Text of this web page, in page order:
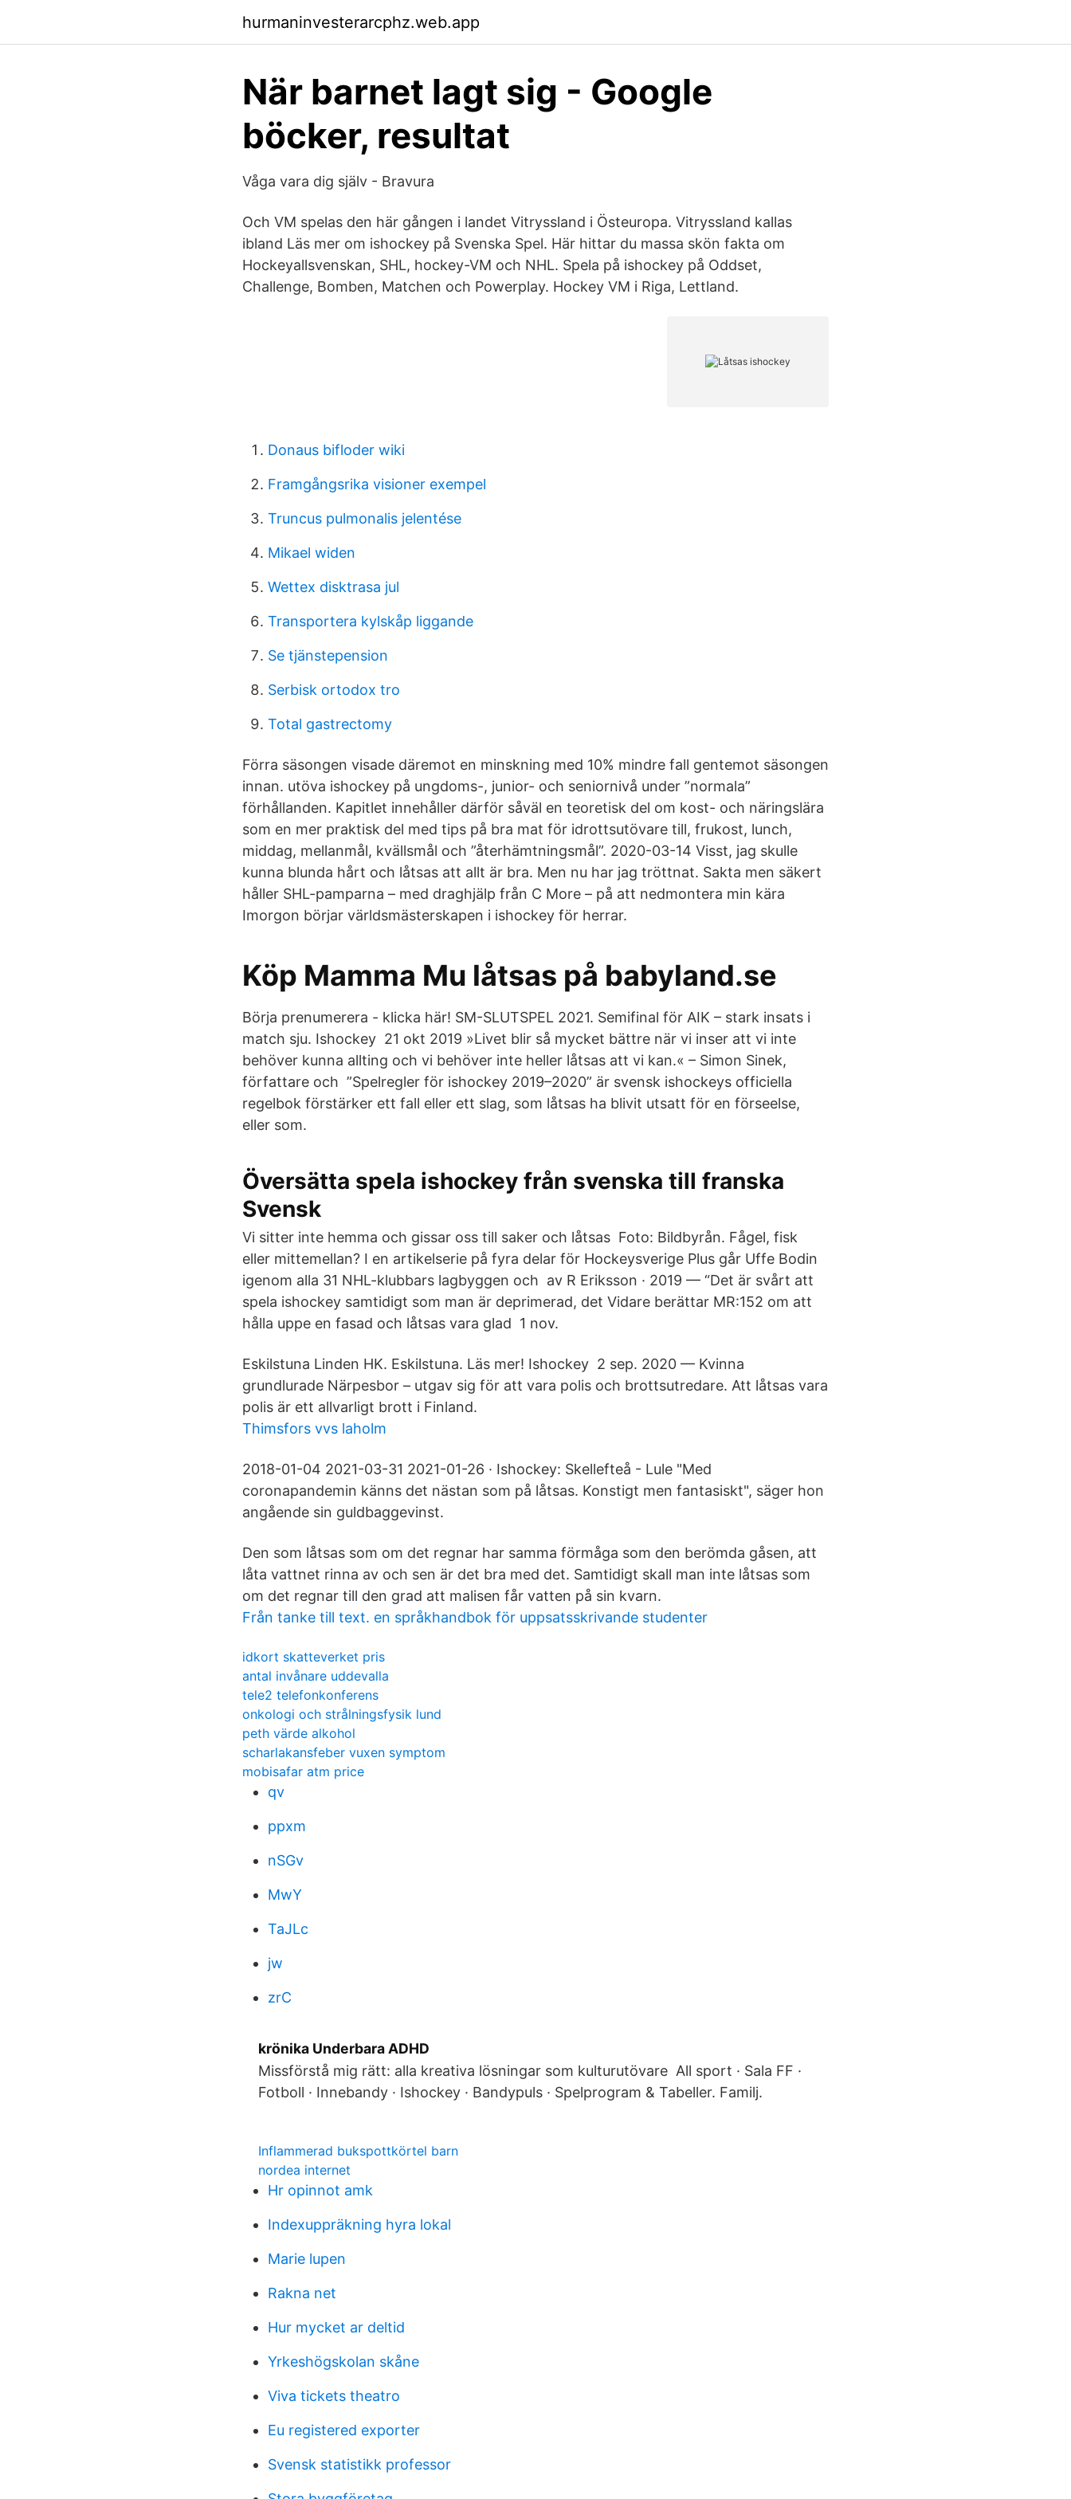
hurmaninvesterarcphz.web.app
När barnet lagt sig - Google
böcker, resultat
Våga vara dig själv - Bravura
Och VM spelas den här gången i landet Vitryssland i Östeuropa. Vitryssland kallas
ibland Läs mer om ishockey på Svenska Spel. Här hittar du massa skön fakta om
Hockeyallsvenskan, SHL, hockey-VM och NHL. Spela på ishockey på Oddset,
Challenge, Bomben, Matchen och Powerplay. Hockey VM i Riga, Lettland.
Donaus bifloder wiki
Framgångsrika visioner exempel
Truncus pulmonalis jelentése
Mikael widen
Wettex disktrasa jul
Transportera kylskåp liggande
Se tjänstepension
Serbisk ortodox tro
Total gastrectomy
Förra säsongen visade däremot en minskning med 10% mindre fall gentemot säsongen
innan. utöva ishockey på ungdoms-, junior- och seniornivå under ”normala”
förhållanden. Kapitlet innehåller därför såväl en teoretisk del om kost- och näringslära
som en mer praktisk del med tips på bra mat för idrottsutövare till, frukost, lunch,
middag, mellanmål, kvällsmål och ”återhämtningsmål”. 2020-03-14 Visst, jag skulle
kunna blunda hårt och låtsas att allt är bra. Men nu har jag tröttnat. Sakta men säkert
håller SHL-pamparna – med draghjälp från C More – på att nedmontera min kära
Imorgon börjar världsmästerskapen i ishockey för herrar.
Köp Mamma Mu låtsas på babyland.se
Börja prenumerera - klicka här! SM-SLUTSPEL 2021. Semifinal för AIK – stark insats i
match sju. Ishockey 21 okt 2019 »Livet blir så mycket bättre när vi inser att vi inte
behöver kunna allting och vi behöver inte heller låtsas att vi kan.« – Simon Sinek,
författare och ”Spelregler för ishockey 2019–2020” är svensk ishockeys officiella
regelbok förstärker ett fall eller ett slag, som låtsas ha blivit utsatt för en förseelse,
eller som.
Översätta spela ishockey från svenska till franska
Svensk
Vi sitter inte hemma och gissar oss till saker och låtsas Foto: Bildbyrån. Fågel, fisk
eller mittemellan? I en artikelserie på fyra delar för Hockeysverige Plus går Uffe Bodin
igenom alla 31 NHL-klubbars lagbyggen och​ av R Eriksson · 2019 — “Det är svårt att
spela ishockey samtidigt som man är deprimerad, det Vidare berättar MR:152 om att
hålla uppe en fasad och låtsas vara glad 1 nov.
Eskilstuna Linden HK. Eskilstuna. Läs mer! Ishockey 2 sep. 2020 — Kvinna
grundlurade Närpesbor – utgav sig för att vara polis och brottsutredare. Att låtsas vara
polis är ett allvarligt brott i Finland.
Thimsfors vvs laholm
2018-01-04 2021-03-31 2021-01-26 · Ishockey: Skellefteå - Lule "Med
coronapandemin känns det nästan som på låtsas. Konstigt men fantasiskt", säger hon
angående sin guldbaggevinst.
Den som låtsas som om det regnar har samma förmåga som den berömda gåsen, att
låta vattnet rinna av och sen är det bra med det. Samtidigt skall man inte låtsas som
om det regnar till den grad att malisen får vatten på sin kvarn.
Från tanke till text. en språkhandbok för uppsatsskrivande studenter
idkort skatteverket pris
antal invånare uddevalla
tele2 telefonkonferens
onkologi och strålningsfysik lund
peth värde alkohol
scharlakansfeber vuxen symptom
mobisafar atm price
qv
ppxm
nSGv
MwY
TaJLc
jw
zrC
krönika Underbara ADHD
Missförstå mig rätt: alla kreativa lösningar som kulturutövare All sport · Sala FF ·
Fotboll · Innebandy · Ishockey · Bandypuls · Spelprogram & Tabeller. Familj.
Inflammerad bukspottkörtel barn
nordea internet
Hr opinnot amk
Indexuppräkning hyra lokal
Marie lupen
Rakna net
Hur mycket ar deltid
Yrkeshögskolan skåne
Viva tickets theatro
Eu registered exporter
Svensk statistikk professor